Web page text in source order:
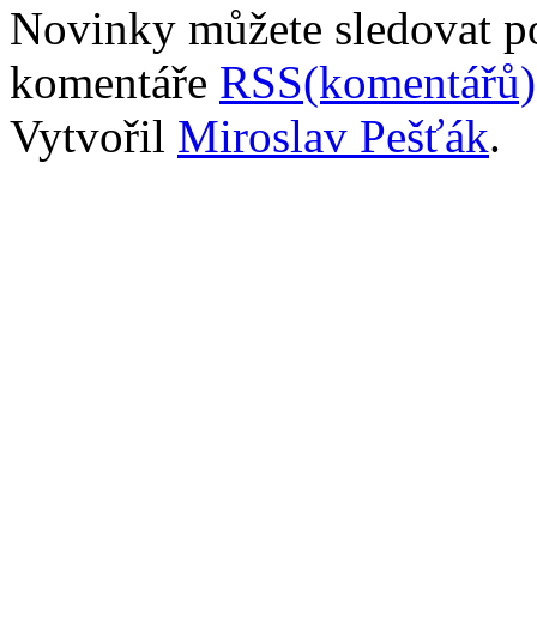
Novinky můžete sledovat
komentáře RSS(komentářů)
Vytvořil Miroslav Pešťák.